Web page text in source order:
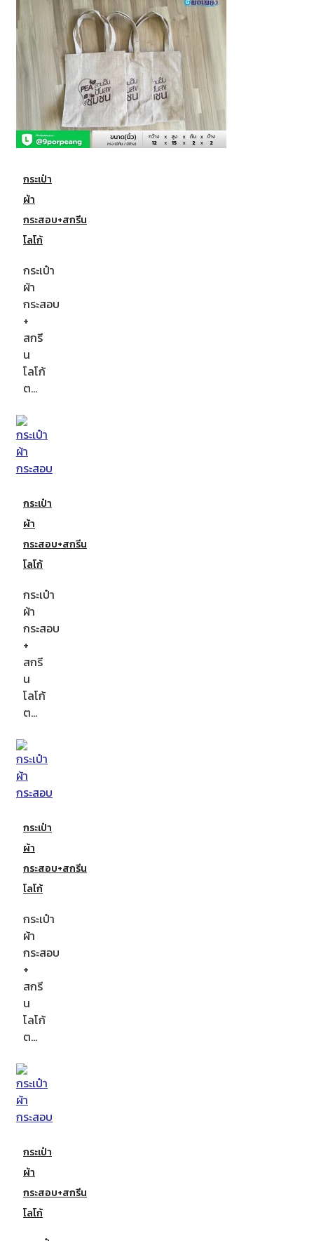
กระเป๋า
ผ้า
กระสอบ+สกรีน
โลโก้
กระเป๋า
ผ้า
กระสอบ
+
สกรี
น
โลโก้
ต…
กระเป๋า
ผ้า
กระสอบ+สกรีน
โลโก้
กระเป๋า
ผ้า
กระสอบ
+
สกรี
น
โลโก้
ต…
กระเป๋า
ผ้า
กระสอบ+สกรีน
โลโก้
กระเป๋า
ผ้า
กระสอบ
+
สกรี
น
โลโก้
ต…
กระเป๋า
ผ้า
กระสอบ+สกรีน
โลโก้